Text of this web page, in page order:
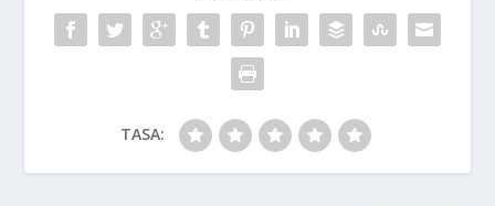
TASA: